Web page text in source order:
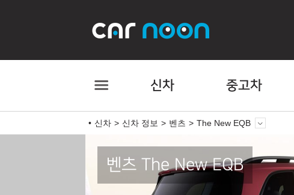
신차 중고차
신차 신차 정보 벤츠 The New EQB
벤츠 The New EQB